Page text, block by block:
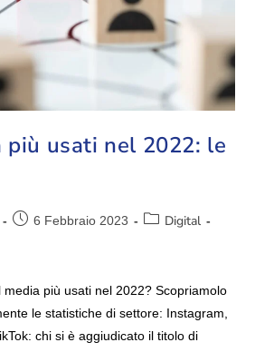
più usati nel 2022: le
6 Febbraio 2023
Digital
più usati nel 2022? Scopriamolo
le statistiche di settore: Instagram,
chi si è aggiudicato il titolo di